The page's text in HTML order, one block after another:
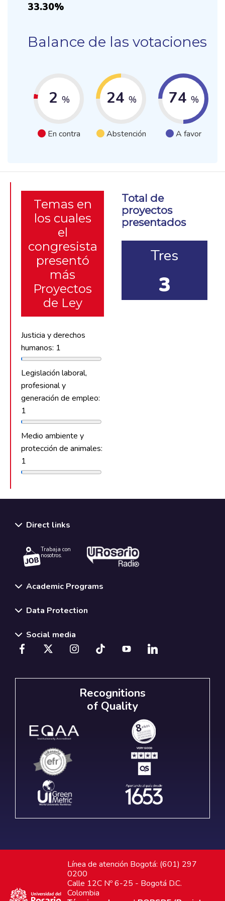
33.30%
Balance de las votaciones
2 %
En contra
24 %
Abstención
74 %
A favor
Temas en
los cuales
el
congresista
presentó
más
Proyectos
de Ley
Justicia y derechos
humanos: 1
Legislación laboral,
profesional y
generación de empleo:
1
Medio ambiente y
protección de animales:
1
Total de
proyectos
presentados
Tres
3
Direct links
Trabaja con
nosotros.
Academic Programs
Data Protection
Social media
Recognitions
of Quality
Línea de atención Bogotá: (601) 297
0200
Calle 12C Nº 6-25 - Bogotá D.C.
Colombia